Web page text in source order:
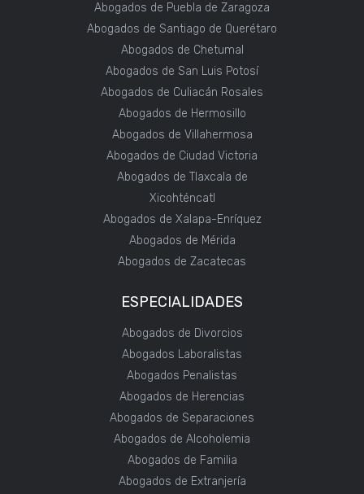
Abogados de Puebla de Zaragoza
Abogados de Santiago de Querétaro
Abogados de Chetumal
Abogados de San Luis Potosí
Abogados de Culiacán Rosales
Abogados de Hermosillo
Abogados de Villahermosa
Abogados de Ciudad Victoria
Abogados de Tlaxcala de
Xicohténcatl
Abogados de Xalapa-Enríquez
Abogados de Mérida
Abogados de Zacatecas
ESPECIALIDADES
Abogados de Divorcios
Abogados Laboralistas
Abogados Penalistas
Abogados de Herencias
Abogados de Separaciones
Abogados de Alcoholemia
Abogados de Familia
Abogados de Extranjería